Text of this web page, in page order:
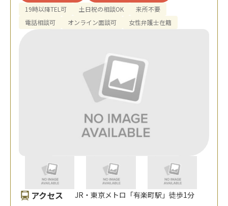
19時以降TEL可 土日祝の相談OK
来所不要
電話相談可
オンライン面談可 女性弁護士在籍
アクセス JR・東京メトロ「有楽町駅」徒歩1分